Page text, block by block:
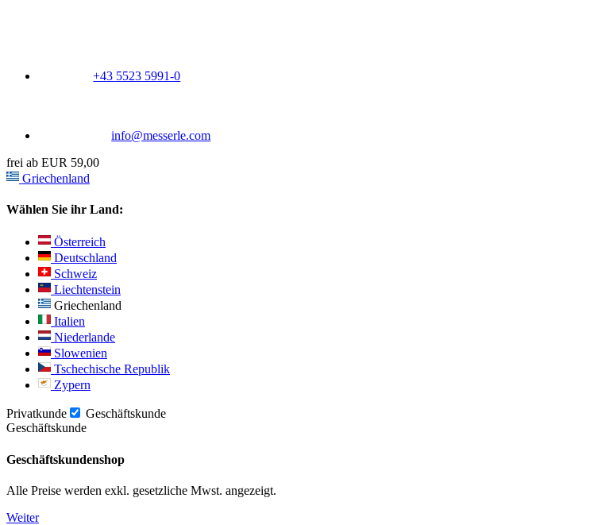
+43 5523 5991-0
info@messerle.com
frei ab EUR 59,00
Griechenland
Wählen Sie ihr Land:
Österreich
Deutschland
Schweiz
Liechtenstein
Griechenland
Italien
Niederlande
Slowenien
Tschechische Republik
Zypern
Privatkunde
Geschäftskunde
Geschäftskunde
Geschäftskundenshop
Alle Preise werden exkl. gesetzliche Mwst. angezeigt.
Weiter